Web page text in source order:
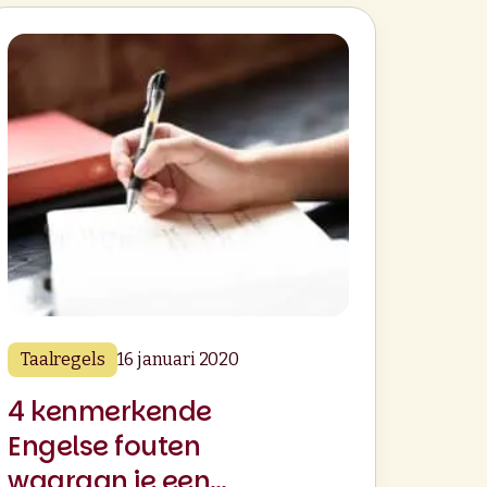
Taalregels 16 januari 2020
4 kenmerkende
Engelse fouten